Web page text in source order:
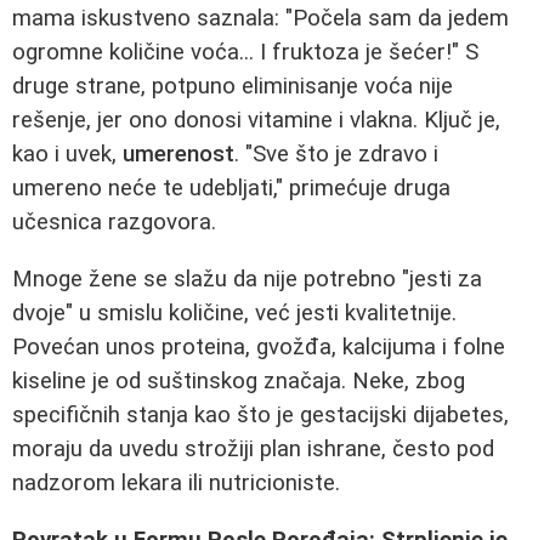
mama iskustveno saznala: "Počela sam da jedem
ogromne količine voća... I fruktoza je šećer!" S
druge strane, potpuno eliminisanje voća nije
rešenje, jer ono donosi vitamine i vlakna. Ključ je,
kao i uvek, umerenost. "Sve što je zdravo i
umereno neće te udebljati," primećuje druga
učesnica razgovora.
Mnoge žene se slažu da nije potrebno "jesti za
dvoje" u smislu količine, već jesti kvalitetnije.
Povećan unos proteina, gvožđa, kalcijuma i folne
kiseline je od suštinskog značaja. Neke, zbog
specifičnih stanja kao što je gestacijski dijabetes,
moraju da uvedu strožiji plan ishrane, često pod
nadzorom lekara ili nutricioniste.